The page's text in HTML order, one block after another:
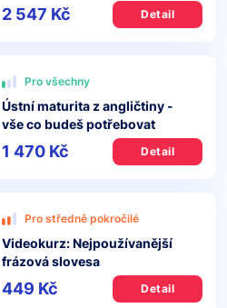
2 547 Kč Detail
Pro všechny
Ústní maturita z angličtiny -
vše co budeš potřebovat
1 470 Kč Detail
Pro středně pokročilé
Videokurz: Nejpoužívanější
frázová slovesa
449 Kč Detail